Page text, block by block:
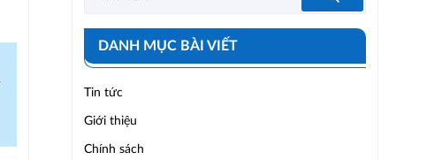
DANH MỤC BÀI VIẾT
Tin tức
Giới thiệu
Chính sách